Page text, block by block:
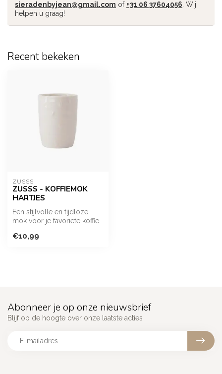
sieradenbyjean@gmail.com of +31 06 37604056 . Wij
helpen u graag!
Recent bekeken
ZUSSS
ZUSSS - KOFFIEMOK
HARTJES
Een stijlvolle en tijdloze
mok voor je favoriete koffie.
€10,99
Abonneer je op onze nieuwsbrief
Blijf op de hoogte over onze laatste acties